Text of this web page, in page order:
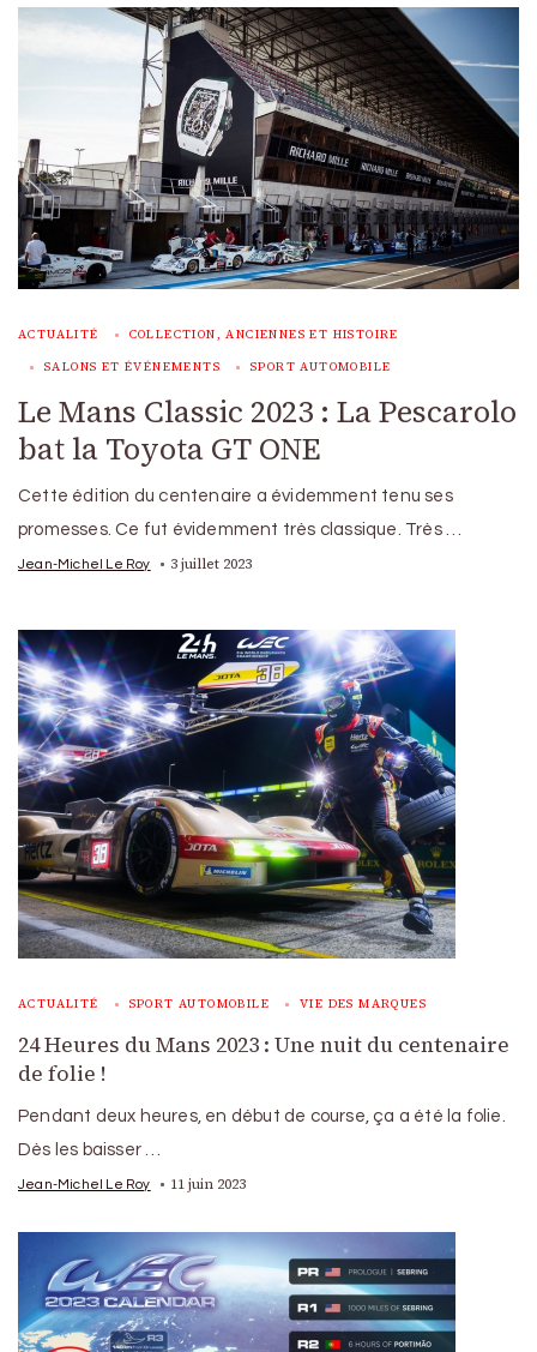
ACTUALITÉ COLLECTION, ANCIENNES ET HISTOIRE
SALONS ET ÉVÉNEMENTS SPORT AUTOMOBILE
Le Mans Classic 2023 : La Pescarolo
bat la Toyota GT ONE
Cette édition du centenaire a évidemment tenu ses
promesses. Ce fut évidemment très classique. Très …
Jean-Michel Le Roy 3 juillet 2023
ACTUALITÉ SPORT AUTOMOBILE VIE DES MARQUES
24 Heures du Mans 2023 : Une nuit du centenaire
de folie !
Pendant deux heures, en début de course, ça a été la folie.
Dès les baisser …
Jean-Michel Le Roy 11 juin 2023